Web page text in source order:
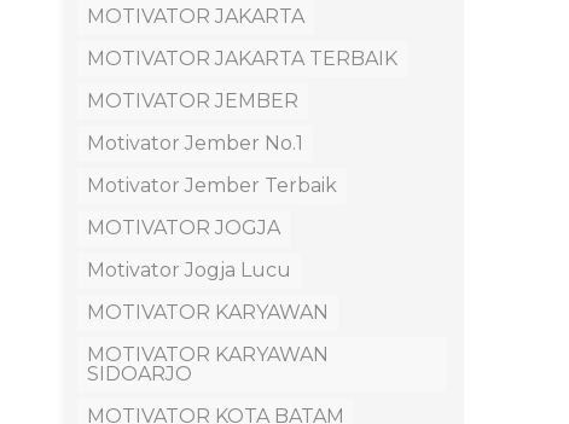
MOTIVATOR JAKARTA
MOTIVATOR JAKARTA TERBAIK
MOTIVATOR JEMBER
Motivator Jember No.1
Motivator Jember Terbaik
MOTIVATOR JOGJA
Motivator Jogja Lucu
MOTIVATOR KARYAWAN
MOTIVATOR KARYAWAN
SIDOARJO
MOTIVATOR KOTA BATAM